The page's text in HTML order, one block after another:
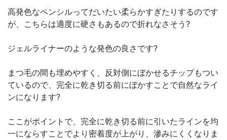
高発色なペンシルってだいたい柔らかすぎたりするのです
が、こちらは適度に硬さもあるので折れなさそう?
ジェルライナーのような発色の良さです?
まつ毛の間も埋めやすく、反対側にぼかせるチップもつい
ているので、完全に乾き切る前にぼかすことで自然なライ
ンになります?
ここがポイントで、完全に乾き切る前に引いたラインを均
一にならすことでより密着度が上がり、滲みにくくなりま